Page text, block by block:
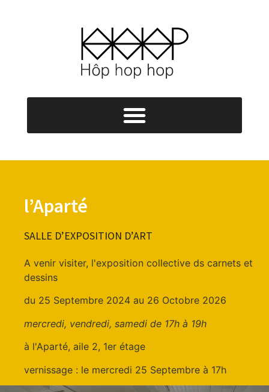
l’Aparté
SALLE D’EXPOSITION D’ART​
A venir visiter, l'exposition collective ds carnets et
dessins
du 25 Septembre 2024 au 26 Octobre 2026
mercredi, vendredi, samedi de 17h à 19h
à l'Aparté, aile 2, 1er étage
vernissage : le mercredi 25 Septembre à 17h